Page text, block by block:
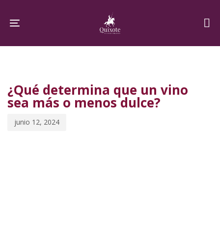
links
content
Toggle navigation
¿Qué determina que un vino
sea más o menos dulce?
junio 12, 2024